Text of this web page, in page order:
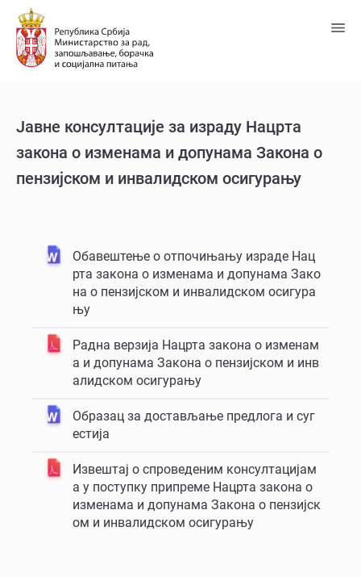
Пређи
главни
садржај
Jавне консултације за израду Нацрта
закона о изменама и допунама Закона о
пензијском и инвалидском осигурању
Обавештење о отпочињању израде Нац
рта закона о изменама и допунама Зако
на о пензијском и инвалидском осигура
њу
Раднa верзијa Нацрта закона о изменам
а и допунама Закона о пензијском и инв
алидском осигурању
Образац за достављање предлога и суг
естија
Извештај о спроведеним консултацијам
а у поступку припреме Нацрта закона о
изменама и допунама Закона о пензијск
ом и инвалидском осигурању